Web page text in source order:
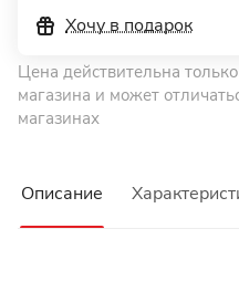
Хочу в подарок
Цена действительна
магазина и может
магазинах
Описание